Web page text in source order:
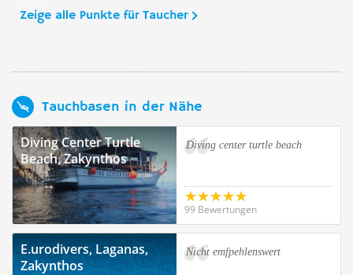
Zeige alle Punkte für Taucher
Tauchbasen in der Nähe
Diving Center Turtle
Beach, Zakynthos
Diving center turtle beach
99 Bewertungen
E.urodivers, Laganas,
Zakynthos
Nicht emfpehlenswert